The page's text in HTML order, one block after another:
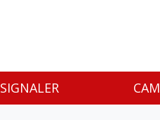
SIGNALER